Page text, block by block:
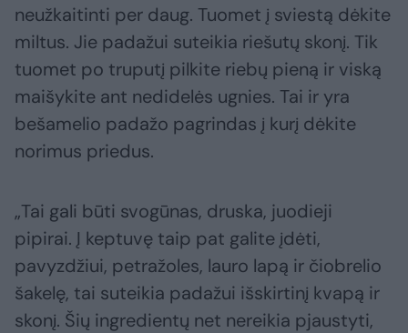
neužkaitinti per daug. Tuomet į sviestą dėkite
miltus. Jie padažui suteikia riešutų skonį. Tik
tuomet po truputį pilkite riebų pieną ir viską
maišykite ant nedidelės ugnies. Tai ir yra
bešamelio padažo pagrindas į kurį dėkite
norimus priedus.
„Tai gali būti svogūnas, druska, juodieji
pipirai. Į keptuvę taip pat galite įdėti,
pavyzdžiui, petražoles, lauro lapą ir čiobrelio
šakelę, tai suteikia padažui išskirtinį kvapą ir
skonį. Šių ingredientų net nereikia pjaustyti,